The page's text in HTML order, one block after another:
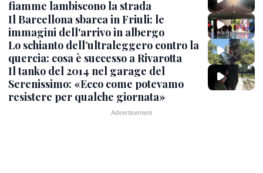
fiamme lambiscono la strada
Il Barcellona sbarca in Friuli: le
immagini dell'arrivo in albergo
Lo schianto dell’ultraleggero contro la
quercia: cosa è successo a Rivarotta
Il tanko del 2014 nel garage del
Serenissimo: «Ecco come potevamo
resistere per qualche giornata»